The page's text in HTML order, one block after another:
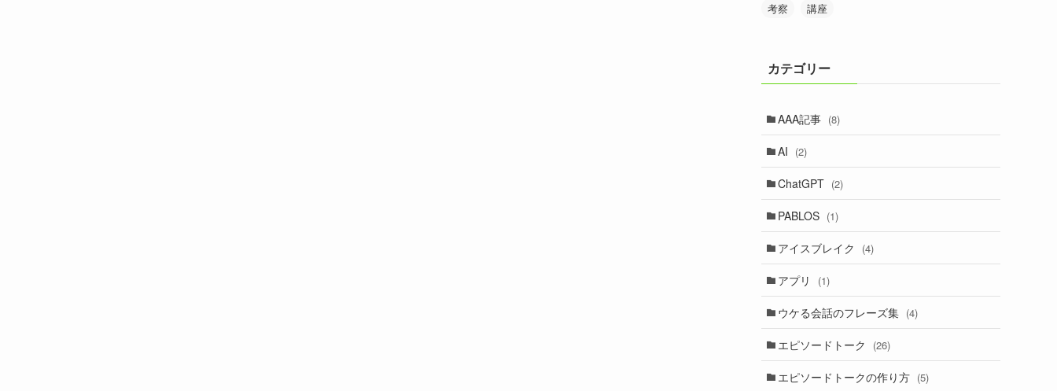
考察
講座
カテゴリー
AAA記事 (8)
AI (2)
ChatGPT (2)
PABLOS (1)
アイスブレイク (4)
アプリ (1)
ウケる会話のフレーズ集 (4)
エピソードトーク (26)
エピソードトークの作り方 (5)